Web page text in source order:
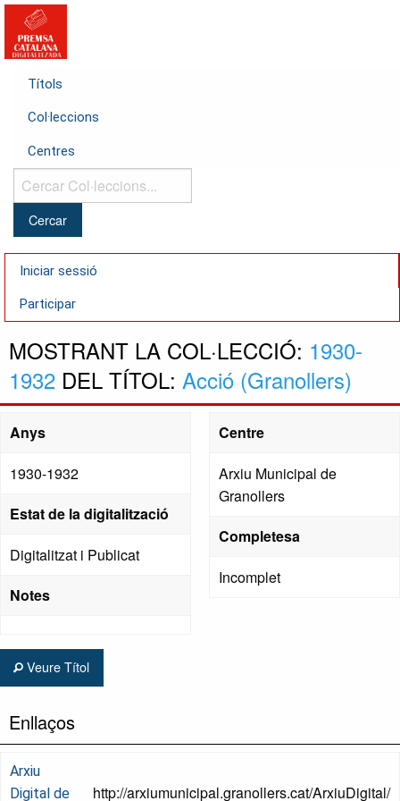
Títols
Col·leccions
Centres
Cercar
Col·leccions...
Iniciar sessió
Participar
MOSTRANT LA COL·LECCIÓ: 1930-
1932 DEL TÍTOL: Acció (Granollers)
Anys
1930-1932
Estat de la digitalització
Digitalitzat i Publicat
Notes
Centre
Arxiu Municipal de
Granollers
Completesa
Incomplet
Veure Títol
Enllaços
Arxiu
Digital de
http://arxiumunicipal.granollers.cat/ArxiuDigital/